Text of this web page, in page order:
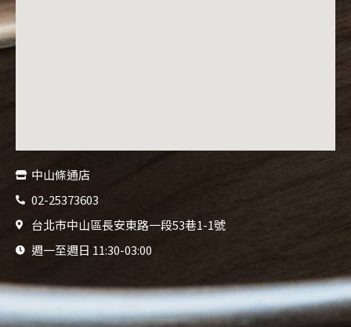
中山條通店
02-25373603
台北市中山區長安東路一段53巷1-1號
週一至週日 11:30-03:00